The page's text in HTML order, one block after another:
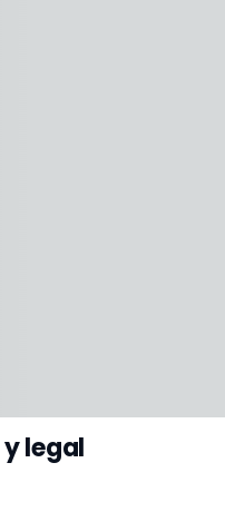
legal